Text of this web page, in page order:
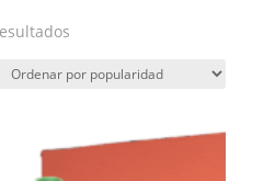
Ordenado
popularidad